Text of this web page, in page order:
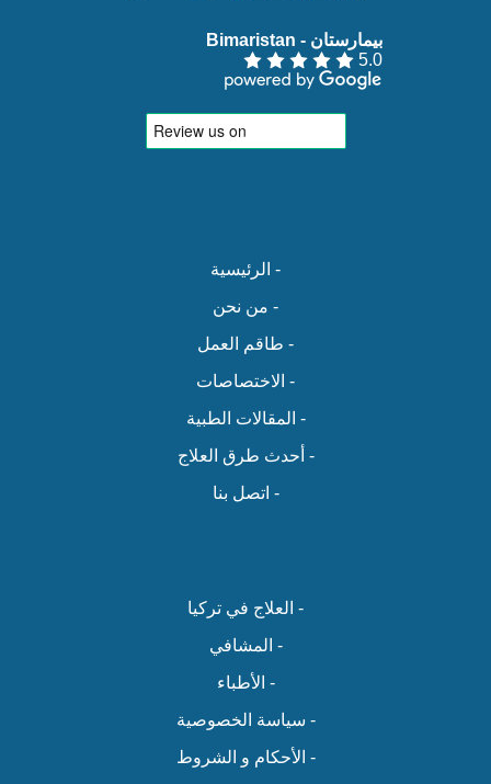
بيمارستان - Bimaristan‏
5.0
- الرئيسية
- من نحن
- طاقم العمل
- الاختصاصات
- المقالات الطبية
- أحدث طرق العلاج
- اتصل بنا
- العلاج في تركيا
- المشافي
- الأطباء
- سياسة الخصوصية
- الأحكام و الشروط